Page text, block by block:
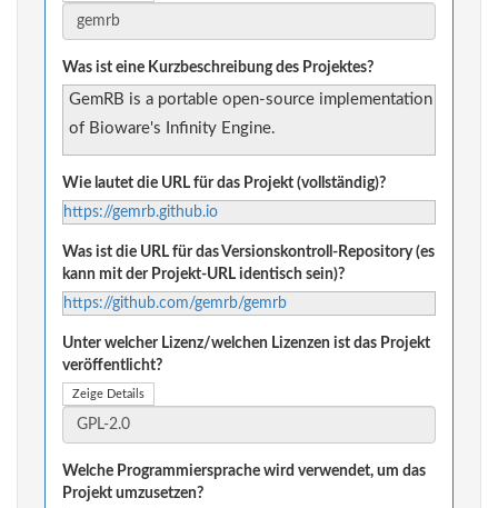
Was ist eine Kurzbeschreibung des Projektes?
GemRB is a portable open-source implementation
of Bioware's Infinity Engine.
Wie lautet die URL für das Projekt (vollständig)?
https://gemrb.github.io
Was ist die URL für das Versionskontroll-Repository (es
kann mit der Projekt-URL identisch sein)?
https://github.com/gemrb/gemrb
Unter welcher Lizenz/welchen Lizenzen ist das Projekt
veröffentlicht?
Zeige Details
Welche Programmiersprache wird verwendet, um das
Projekt umzusetzen?